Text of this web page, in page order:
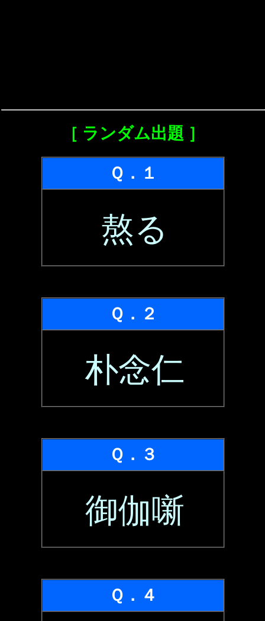
［ ランダム出題 ］
Ｑ．１
熬る
Ｑ．２
朴念仁
Ｑ．３
御伽噺
Ｑ．４